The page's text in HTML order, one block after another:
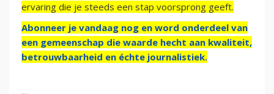
ervaring die je steeds een stap voorsprong geeft.
Abonneer je vandaag nog en word onderdeel van
een gemeenschap die waarde hecht aan kwaliteit,
betrouwbaarheid en échte journalistiek.